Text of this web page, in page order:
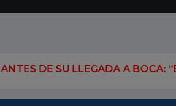
A BOCA: “ESPERO ESTAR A LA